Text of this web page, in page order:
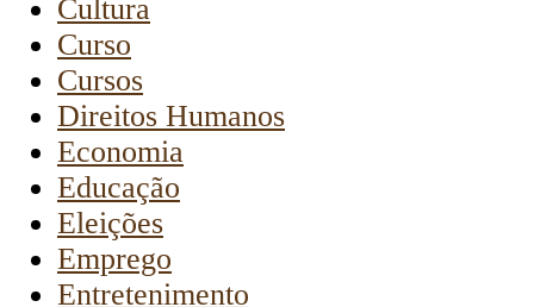
Cultura
Curso
Cursos
Direitos Humanos
Economia
Educação
Eleições
Emprego
Entretenimento